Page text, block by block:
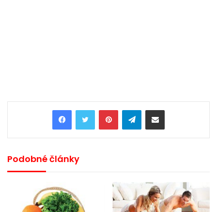
PinterestTelegramShare via Email
Podobné články